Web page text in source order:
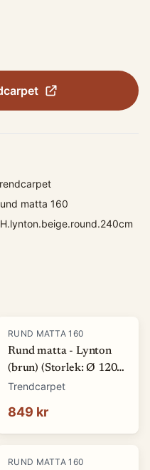
matta 160
RUND MATTA 160
Rund matta - Lynton
(brun) (Storlek: Ø 120
cm)
Trendcarpet
849 kr
RUND MATTA 160